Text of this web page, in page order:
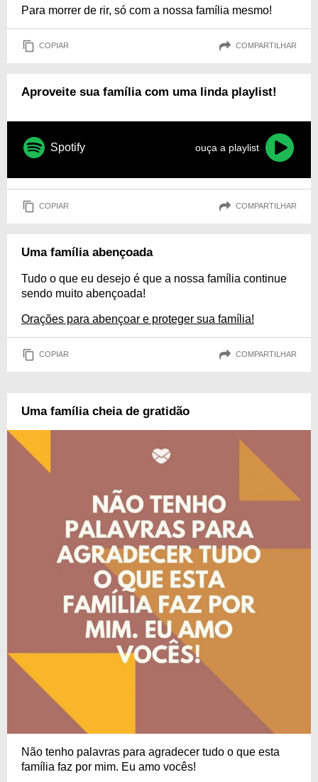
Para morrer de rir, só com a nossa família mesmo!
COPIAR COMPARTILHAR
Aproveite sua família com uma linda playlist!
Spotify ouça a playlist
COPIAR COMPARTILHAR
Uma família abençoada
Tudo o que eu desejo é que a nossa família continue
sendo muito abençoada!
Orações para abençoar e proteger sua família!
COPIAR COMPARTILHAR
Uma família cheia de gratidão
Não tenho palavras para agradecer tudo o que esta
família faz por mim. Eu amo vocês!